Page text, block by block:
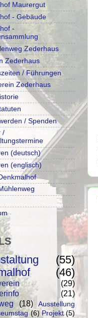
Maurergut
- Gebäude
-
Zederhaus
Zederhaus
/ Führungen
Zederhaus
/ Spenden
/
(deutsch)
(englisch)
(55)
(46)
(29)
(21)
(18)
Ausstellung
(6) Projekt (5)